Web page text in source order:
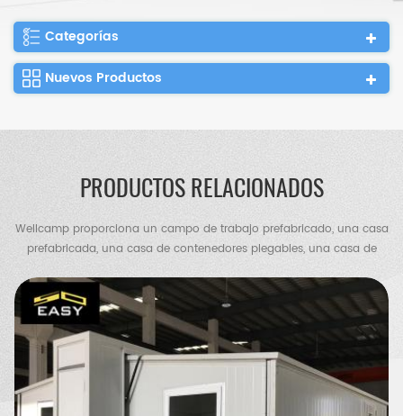
Categorías
Nuevos Productos
PRODUCTOS RELACIONADOS
Wellcamp proporciona un campo de trabajo prefabricado, una casa
prefabricada, una casa de contenedores plegables, una casa de
contenedores de paquete plano, una casa de contenedores
expandible, una villa de contenedores, una villa de acero, un
almacén de estructura de acero, un cobertizo de pollos, un baño
portátil, una casa de guardia, etc.